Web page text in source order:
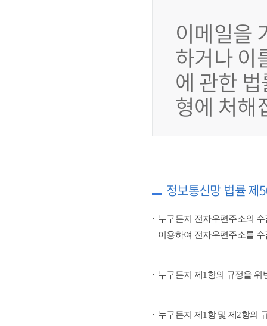
이메일을
하거나 이
에 관한
형에 처해
정보통신망 법률 제
누구든지 전자우편주소의
이용하여 전자우편주소를
누구든지 제1항의 규정을 위
누구든지 제1항 및 제2항의